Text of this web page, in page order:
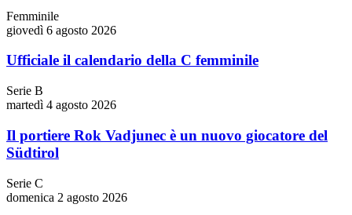
Femminile
giovedì 6 agosto 2026
Ufficiale il calendario della C femminile
Serie B
martedì 4 agosto 2026
Il portiere Rok Vadjunec è un nuovo giocatore del
Südtirol
Serie C
domenica 2 agosto 2026